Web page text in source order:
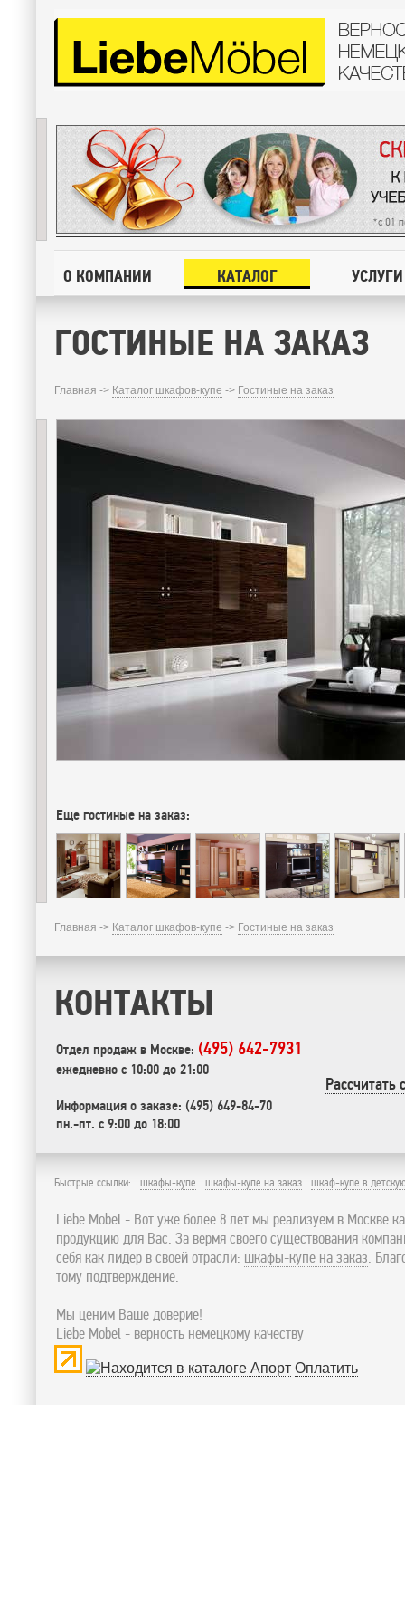
О КОМПАНИИ КАТАЛОГ УСЛУГИ
ГОСТИНЫЕ НА ЗАКАЗ
Главная -> Каталог шкафов-купе -> Гостиные на заказ
Еще гостиные на заказ:
Главная -> Каталог шкафов-купе -> Гостиные на заказ
КОНТАКТЫ
Отдел продаж в Москве: (495) 642-7931
ежедневно с 10:00 до 21:00
Информация о заказе: (495) 649-84-70
пн.-пт. с 9:00 до 18:00
Быстрые ссылки: шкафы-купе шкафы-купе на заказ шкаф-купе в
Liebe Mobel - Вот уже более 8 лет мы реализуем в Москве
продукцию для Вас. За вермя своего существования
себя как лидер в своей отрасли: шкафы-купе на заказ.
тому подтверждение.
Мы ценим Ваше доверие!
Liebe Mobel - верность немецкому качеству
Оплатить